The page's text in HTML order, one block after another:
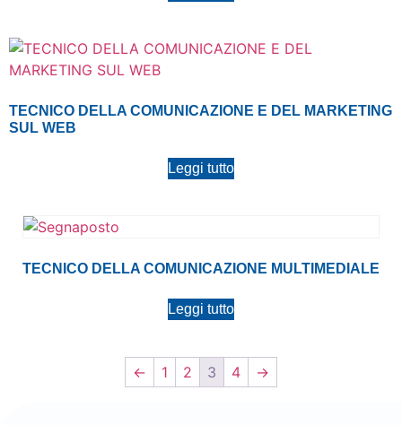
TECNICO DELLA COMUNICAZIONE E DEL MARKETING
SUL WEB
Leggi tutto
TECNICO DELLA COMUNICAZIONE MULTIMEDIALE
Leggi tutto
← 1 2 3 4 →